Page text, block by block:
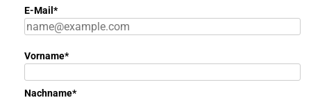
E-Mail*
Vorname*
Nachname*